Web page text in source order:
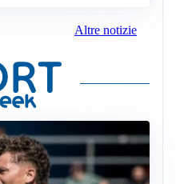
Altre notizie